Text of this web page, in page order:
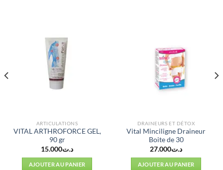
ARTICULATIONS
VITAL ARTHROFORCE GEL,
90 gr
د.ت15.000
AJOUTER AU PANIER
DRAINEURS ET DÉTOX
Vital Minciligne Draineur
Boite de 30
د.ت27.000
AJOUTER AU PANIER